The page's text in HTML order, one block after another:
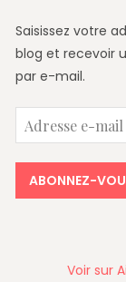
Saisissez votre
blog et recevoir
par e-mail.
Adresse
e-
mail
ABONNEZ-
Voir sur